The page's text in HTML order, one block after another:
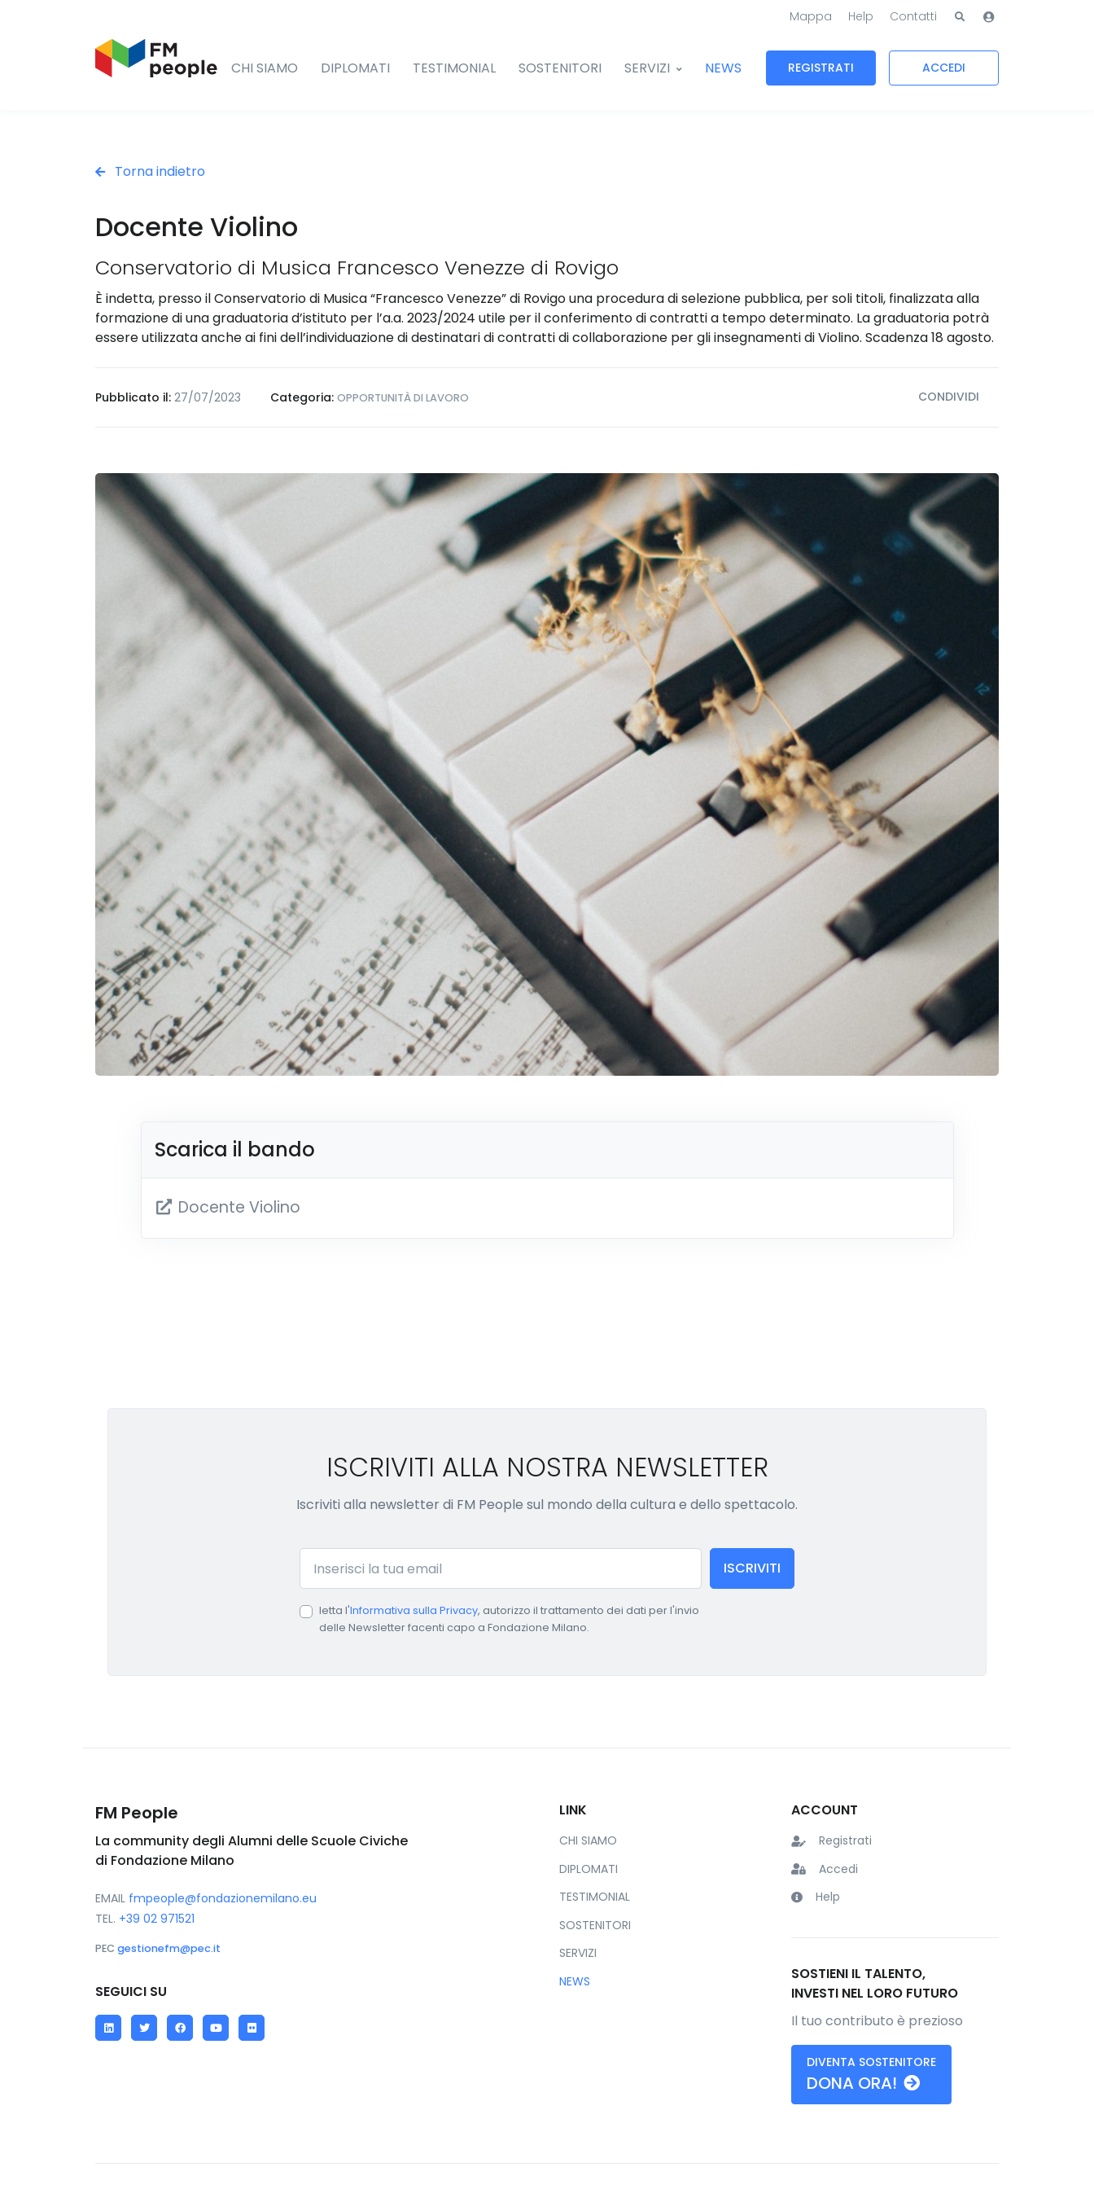
Mappa Help Contatti
CHI SIAMO DIPLOMATI TESTIMONIAL SOSTENITORI SERVIZI NEWS REGISTRATI ACCEDI
Torna indietro
Docente Violino
Conservatorio di Musica Francesco Venezze di Rovigo
È indetta, presso il Conservatorio di Musica “Francesco Venezze” di Rovigo una procedura di selezione pubblica, per soli titoli, finalizzata alla
formazione di una graduatoria d’istituto per l’a.a. 2023/2024 utile per il conferimento di contratti a tempo determinato. La graduatoria potrà
essere utilizzata anche ai fini dell’individuazione di destinatari di contratti di collaborazione per gli insegnamenti di Violino. Scadenza 18 agosto.
Pubblicato il: 27/07/2023 Categoria: OPPORTUNITÀ DI LAVORO CONDIVIDI
Scarica il bando
Docente Violino
ISCRIVITI ALLA NOSTRA NEWSLETTER
Iscriviti alla newsletter di FM People sul mondo della cultura e dello spettacolo.
Email
ISCRIVITI
letta l'Informativa sulla Privacy, autorizzo il trattamento dei dati per l'invio
delle Newsletter facenti capo a Fondazione Milano.
LINK
CHI SIAMO
DIPLOMATI
TESTIMONIAL
SOSTENITORI
SERVIZI
NEWS
ACCOUNT
Registrati
Accedi
Help
SOSTIENI IL TALENTO,
INVESTI NEL LORO FUTURO
Il tuo contributo è prezioso
DIVENTA SOSTENITORE
DONA ORA!
FM People
La community degli Alumni delle Scuole Civiche
di Fondazione Milano
EMAIL fmpeople@fondazionemilano.eu
TEL. +39 02 971521
PEC gestionefm@pec.it
SEGUICI SU
LinkedInTwitterFacebookYouTube
Flickr